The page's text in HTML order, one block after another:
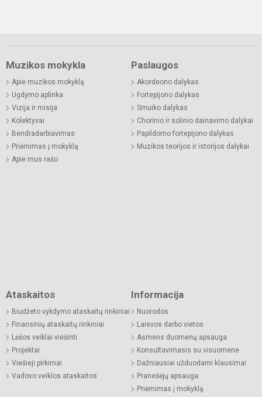
Muzikos mokykla
Apie muzikos mokyklą
Ugdymo aplinka
Vizija ir misija
Kolektyvai
Bendradarbiavimas
Priėmimas į mokyklą
Apie mus rašo
Paslaugos
Akordeono dalykas
Fortepijono dalykas
Smuiko dalykas
Chorinio ir solinio dainavimo dalykai
Papildomo fortepijono dalykas
Muzikos teorijos ir istorijos dalykai
Ataskaitos
Biudžeto vykdymo ataskaitų rinkiniai
Finansinių ataskaitų rinkiniai
Lėšos veiklai viešinti
Projektai
Viešieji pirkimai
Vadovo veiklos ataskaitos
Informacija
Nuorodos
Laisvos darbo vietos
Asmens duomenų apsauga
Konsultavimasis su visuomene
Dažniausiai užduodami klausimai
Pranešėjų apsauga
Priėmimas į mokyklą